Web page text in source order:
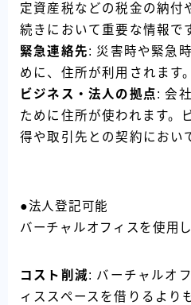
定資産税などの税金の納付
続きにおいて重要な情報で
緊急連絡先: 災害時や緊急
めに、住所が利用されます。
ビジネス・法人の拠点: 会
ために住所が使われます。
得や取引先との契約におい
●法人登記可能
バーチャルオフィスを使用
コスト削減: バーチャルオ
ィススペースを借りるより